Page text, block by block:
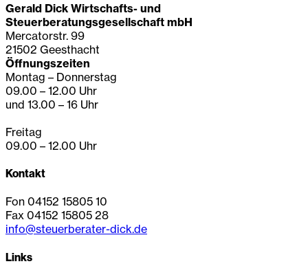
Gerald Dick Wirtschafts- und
Steuerberatungsgesellschaft mbH
Mercatorstr. 99
21502 Geesthacht
Öffnungszeiten
Montag – Donnerstag
09.00 – 12.00 Uhr
und 13.00 – 16 Uhr
Freitag
09.00 – 12.00 Uhr
Kontakt
Fon 04152 15805 10
Fax 04152 15805 28
info@steuerberater-dick.de
Links